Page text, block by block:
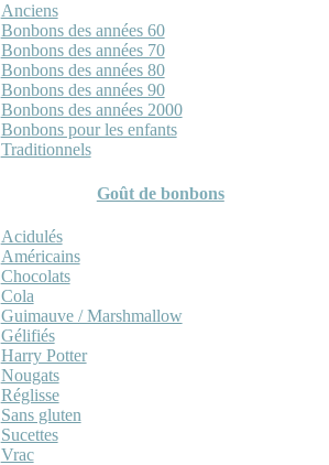
Anciens
Bonbons des années 60
Bonbons des années 70
Bonbons des années 80
Bonbons des années 90
Bonbons des années 2000
Bonbons pour les enfants
Traditionnels
Goût de bonbons
Acidulés
Américains
Chocolats
Cola
Guimauve / Marshmallow
Gélifiés
Harry Potter
Nougats
Réglisse
Sans gluten
Sucettes
Vrac